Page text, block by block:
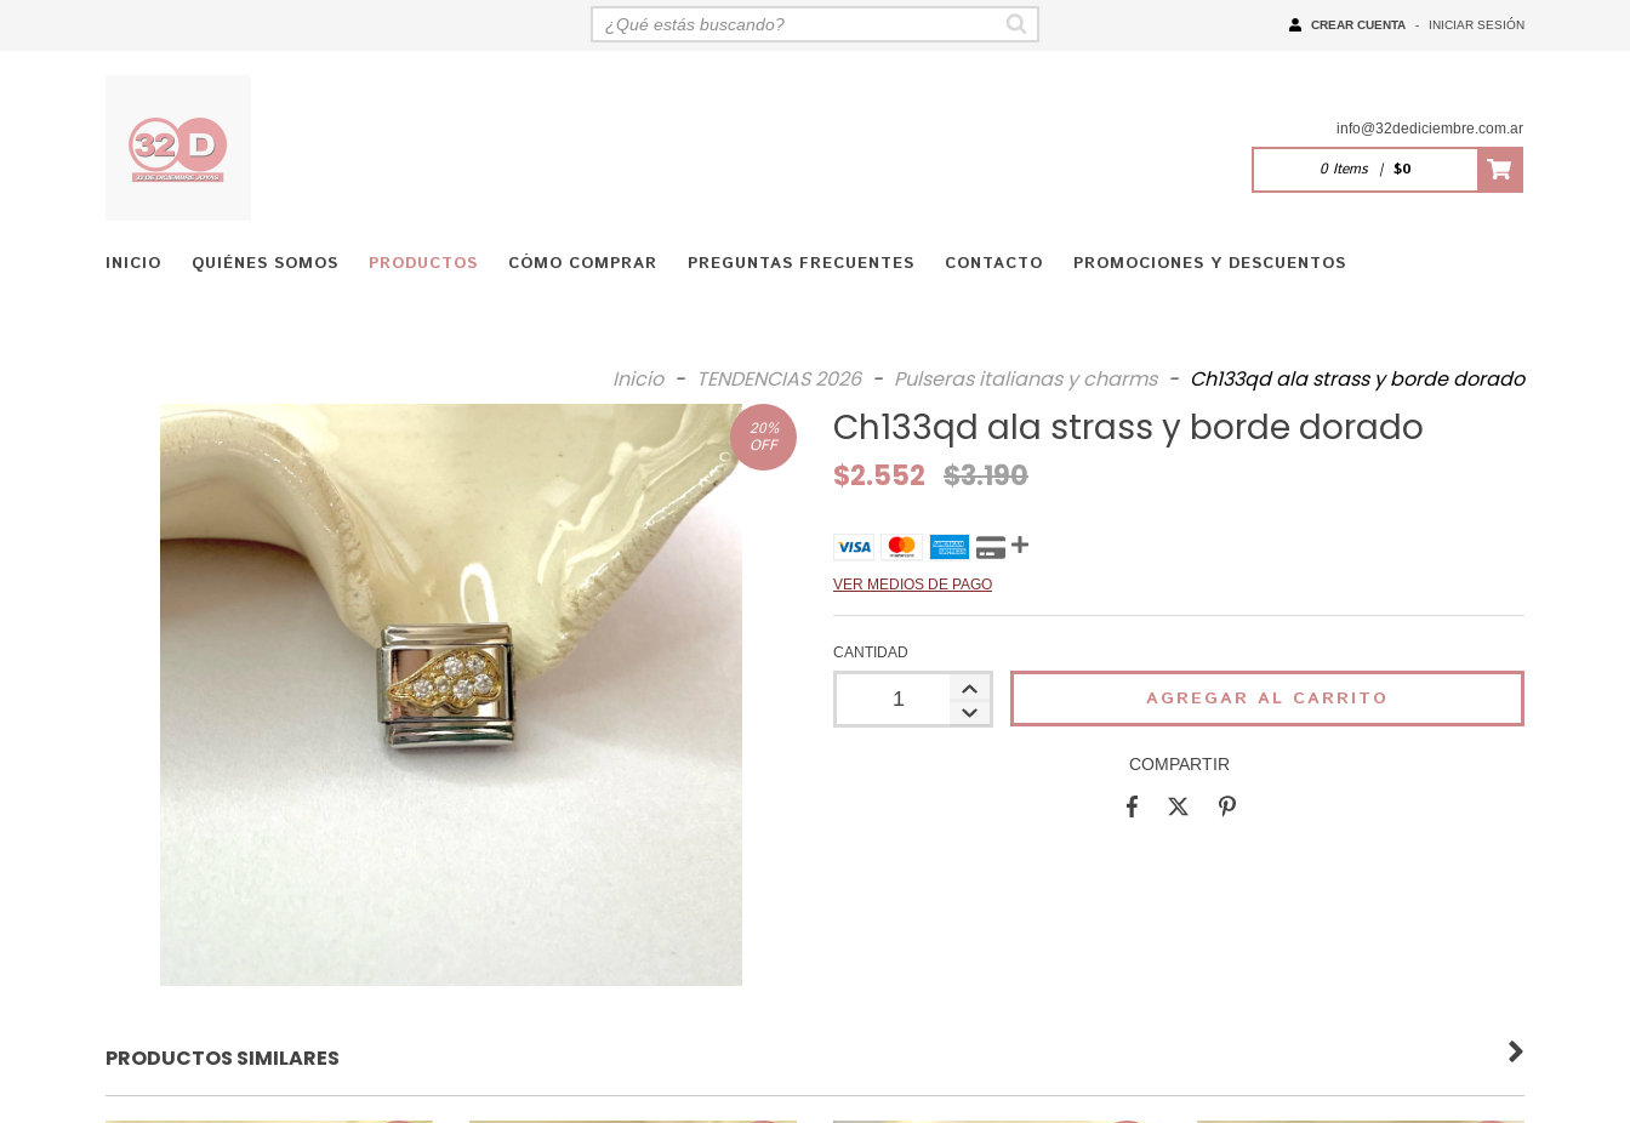
CREAR CUENTA - INICIAR SESIÓN
info@32dediciembre.com.ar
0 Items | $0
INICIO QUIÉNES SOMOS PRODUCTOS CÓMO COMPRAR PREGUNTAS FRECUENTES CONTACTO PROMOCIONES Y DESCUENTOS
Inicio - TENDENCIAS 2026 - Pulseras italianas y charms - Ch133qd ala strass y borde dorado
20%
OFF
Ch133qd ala strass y borde dorado
$2.552 $3.190
VER MEDIOS DE PAGO
CANTIDAD
COMPARTIR
PRODUCTOS SIMILARES